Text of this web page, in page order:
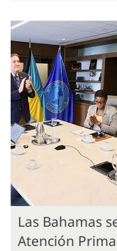
Las Bahamas
Atención